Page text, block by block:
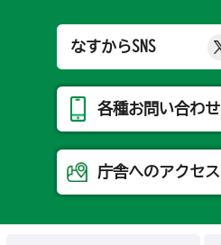
なすからSNS
各種お問い合わせ
庁舎へのアクセス